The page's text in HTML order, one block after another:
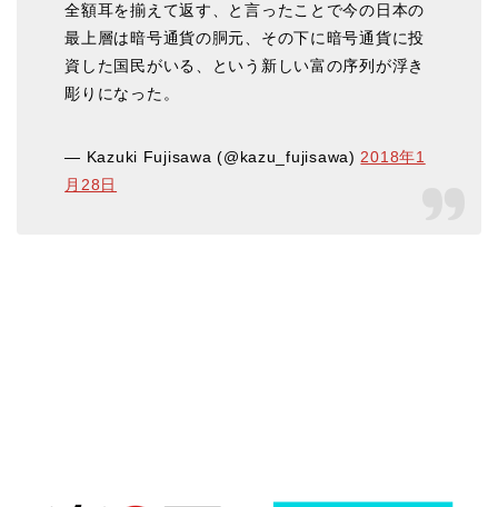
全額耳を揃えて返す、と言ったことで今の日本の
最上層は暗号通貨の胴元、その下に暗号通貨に投
資した国民がいる、という新しい富の序列が浮き
彫りになった。
— Kazuki Fujisawa (@kazu_fujisawa)2018年1
月28日